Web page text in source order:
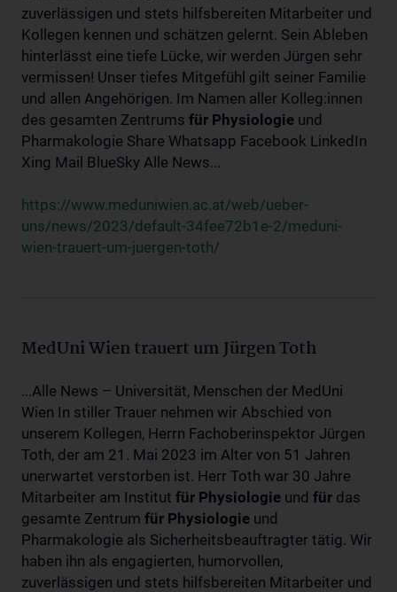
zuverlässigen und stets hilfsbereiten Mitarbeiter und
Kollegen kennen und schätzen gelernt. Sein Ableben
hinterlässt eine tiefe Lücke, wir werden Jürgen sehr
vermissen! Unser tiefes Mitgefühl gilt seiner Familie
und allen Angehörigen. Im Namen aller Kolleg:innen
des gesamten Zentrums für Physiologie und
Pharmakologie Share Whatsapp Facebook LinkedIn
Xing Mail BlueSky Alle News...
https://www.meduniwien.ac.at/web/ueber-
uns/news/2023/default-34fee72b1e-2/meduni-
wien-trauert-um-juergen-toth/
MedUni Wien trauert um Jürgen Toth
...Alle News – Universität, Menschen der MedUni
Wien In stiller Trauer nehmen wir Abschied von
unserem Kollegen, Herrn Fachoberinspektor Jürgen
Toth, der am 21. Mai 2023 im Alter von 51 Jahren
unerwartet verstorben ist. Herr Toth war 30 Jahre
Mitarbeiter am Institut für Physiologie und für das
gesamte Zentrum für Physiologie und
Pharmakologie als Sicherheitsbeauftragter tätig. Wir
haben ihn als engagierten, humorvollen,
zuverlässigen und stets hilfsbereiten Mitarbeiter und